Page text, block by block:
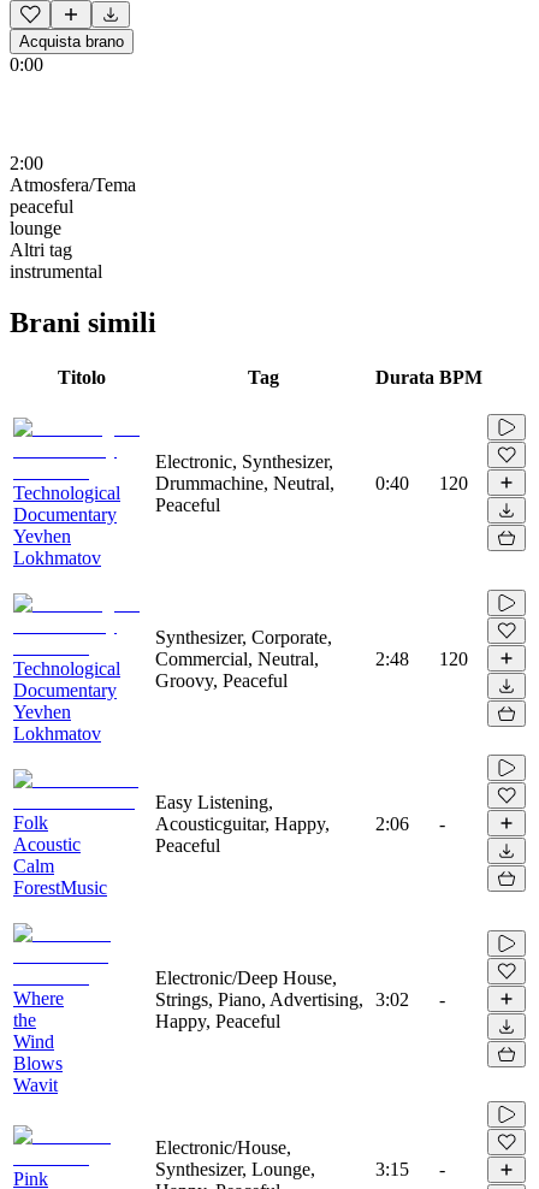
Acquista brano
0:00
2:00
Atmosfera/Tema
peaceful
lounge
Altri tag
instrumental
Brani simili
Titolo Tag Durata BPM
Technological
Documentary
Yevhen
Lokhmatov
Electronic, Synthesizer,
Drummachine, Neutral,
Peaceful
0:40 120
Technological
Documentary
Yevhen
Lokhmatov
Synthesizer, Corporate,
Commercial, Neutral,
Groovy, Peaceful
2:48 120
Folk
Acoustic
Calm
ForestMusic
Easy Listening,
Acousticguitar, Happy,
Peaceful
2:06 -
Where
the
Wind
Blows
Wavit
Electronic/Deep House,
Strings, Piano, Advertising,
Happy, Peaceful
3:02 -
Pink
Electronic/House,
Synthesizer, Lounge,
3:15 -